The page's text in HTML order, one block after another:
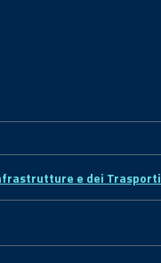
e dei Trasporti